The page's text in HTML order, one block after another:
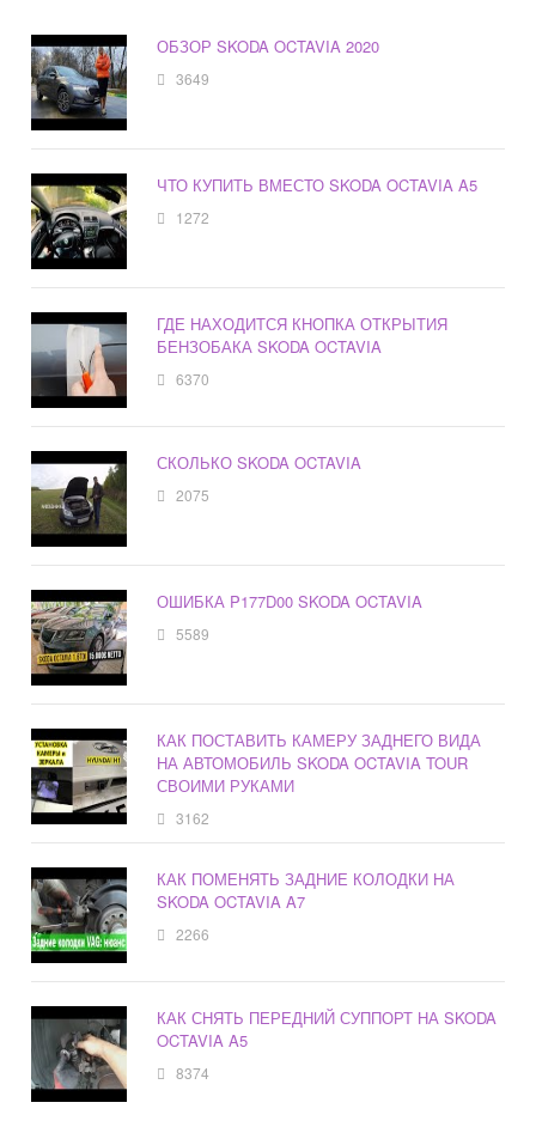
ОБЗОР SKODA OCTAVIA 2020
3649
ЧТО КУПИТЬ ВМЕСТО SKODA OCTAVIA A5
1272
ГДЕ НАХОДИТСЯ КНОПКА ОТКРЫТИЯ
БЕНЗОБАКА SKODA OCTAVIA
6370
СКОЛЬКО SKODA OCTAVIA
2075
ОШИБКА P177D00 SKODA OCTAVIA
5589
КАК ПОСТАВИТЬ КАМЕРУ ЗАДНЕГО ВИДА
НА АВТОМОБИЛЬ SKODA OCTAVIA TOUR
СВОИМИ РУКАМИ
3162
КАК ПОМЕНЯТЬ ЗАДНИЕ КОЛОДКИ НА
SKODA OCTAVIA A7
2266
КАК СНЯТЬ ПЕРЕДНИЙ СУППОРТ НА SKODA
OCTAVIA A5
8374